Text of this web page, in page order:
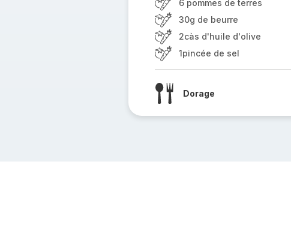
6 pommes de terres
30g de beurre
2càs d'huile d'olive
1pincée de sel
Dorage